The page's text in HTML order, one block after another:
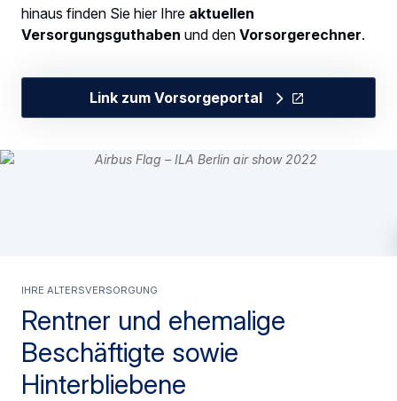
hinaus finden Sie hier Ihre aktuellen
Versorgungsguthaben und den Vorsorgerechner.
Link zum Vorsorgeportal
Rentner und ehemalige
Beschäftigte sowie
Hinterbliebene
Ihre Altersversorgung